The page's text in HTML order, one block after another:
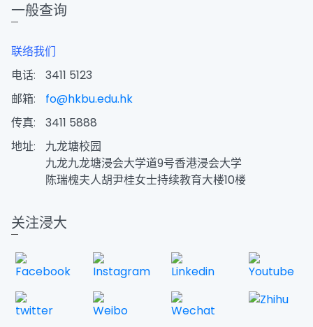
一般查询
联络我们
电话:
3411 5123
邮箱:
fo@hkbu.edu.hk
传真:
3411 5888
地址:
九龙塘校园
九龙九龙塘浸会大学道9号香港浸会大学
陈瑞槐夫人胡尹桂女士持续教育大楼10楼
关注浸大